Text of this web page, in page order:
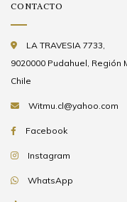
CONTACTO
LA TRAVESIA 7733,
9020000 Pudahuel, Región
Chile
Witmu.cl@yahoo.com
Facebook
Instagram
WhatsApp